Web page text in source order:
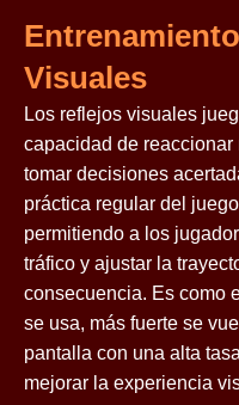
Visuales
Los reflejos visuales
capacidad de
tomar decisiones
práctica regular del
permitiendo a los
tráfico y ajustar la
consecuencia. Es como
se usa, más fuerte se
pantalla con una alta
mejorar la experiencia